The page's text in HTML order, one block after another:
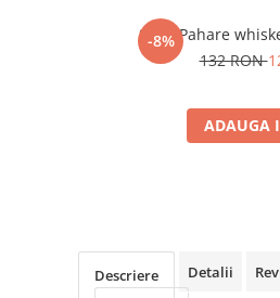
-8%
Set 4 Pahare
132 RON
ADAUGA
Descriere Detalii